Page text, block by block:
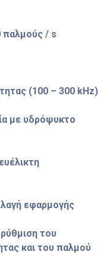
παλμούς / s
(100 – 300 kHz)
με υδρόψυκτο
εφαρμογής
του
και του παλμού